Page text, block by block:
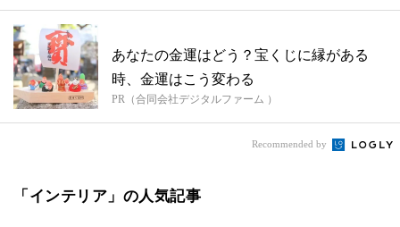
あなたの金運はどう？宝くじに縁がある
時、金運はこう変わる
PR（合同会社デジタルファーム ）
Recommended by
「インテリア」の人気記事